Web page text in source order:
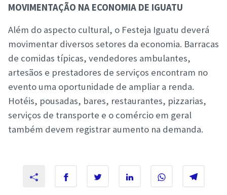
MOVIMENTAÇÃO NA ECONOMIA DE IGUATU
Além do aspecto cultural, o Festeja Iguatu deverá
movimentar diversos setores da economia. Barracas
de comidas típicas, vendedores ambulantes,
artesãos e prestadores de serviços encontram no
evento uma oportunidade de ampliar a renda.
Hotéis, pousadas, bares, restaurantes, pizzarias,
serviços de transporte e o comércio em geral
também devem registrar aumento na demanda.